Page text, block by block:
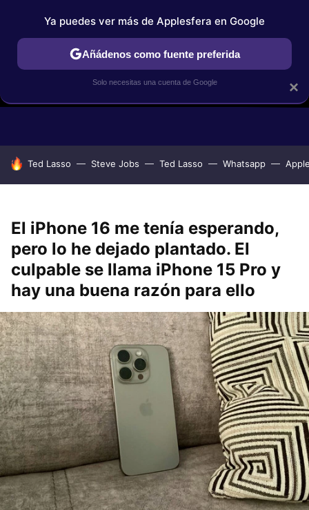
GUÍAS DE COMPRA COMPARATIVAS APPLE VS OTROS
HOY SE HABLA DE
Ted Lasso Steve Jobs Ted Lasso Whatsapp
El iPhone 16 me tenía esperando,
pero lo he dejado plantado. El
culpable se llama iPhone 15 Pro y
hay una buena razón para ello
×
Ya puedes ver más de Applesfera en Google
Añádenos como fuente preferida
Solo necesitas una cuenta de Google